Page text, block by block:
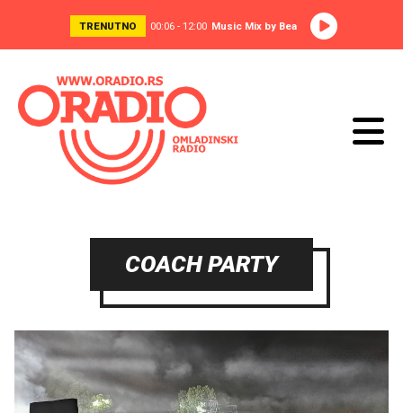
TRENUTNO 00:06 - 12:00 Music Mix by Bea
COACH PARTY